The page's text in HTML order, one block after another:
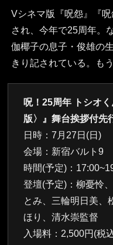
Vシネマ版『呪怨』『
され、今年で25周年。
伽椰子の息子・俊雄の
きり記されている。も
呪！25周年 トシオ
版〉』舞台挨拶付先
日時：7月27日(日)
会場：新宿バルト9
時間(予定)：
登壇(予定)：柳憂怜
とみ、三輪明日美、
ほり、清水崇監督
入場料：2,500円(税